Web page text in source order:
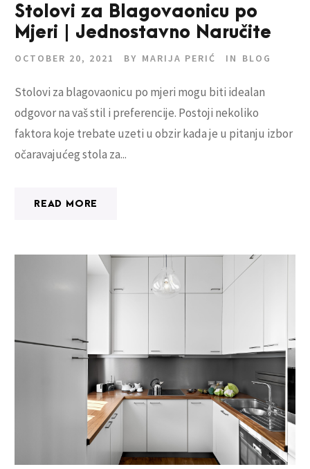
Stolovi za Blagovaonicu po
Mjeri | Jednostavno Naručite
OCTOBER 20, 2021 BY MARIJA PERIĆ IN BLOG
Stolovi za blagovaonicu po mjeri mogu biti idealan
odgovor na vaš stil i preferencije. Postoji nekoliko
faktora koje trebate uzeti u obzir kada je u pitanju izbor
očaravajućeg stola za...
READ MORE